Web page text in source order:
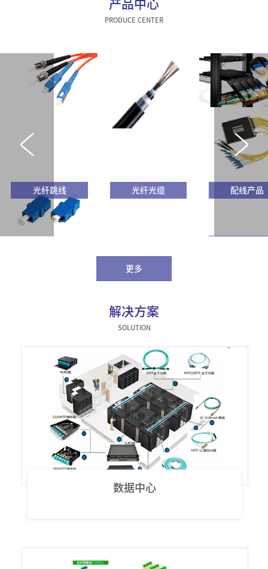
产品中心
PRODUCE CENTER
光纤跳线 光纤光缆 配线产品
更多
解决方案
SOLUTION
数据中心